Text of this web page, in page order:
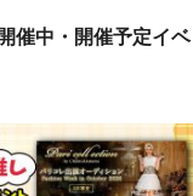
催中・開催予定イベ